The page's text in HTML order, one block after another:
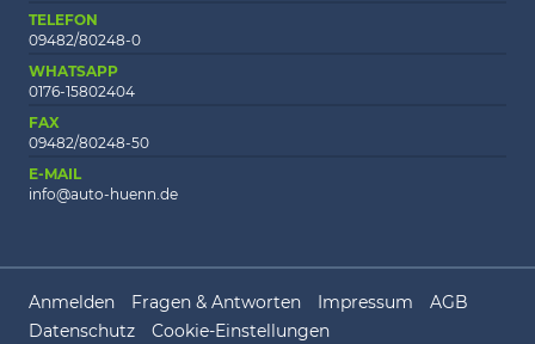
TELEFON
09482/80248-0
WHATSAPP
0176-15802404
FAX
09482/80248-50
E-MAIL
info@auto-huenn.de
Anmelden Fragen & Antworten Impressum
AGB
Datenschutz
Cookie-Einstellungen